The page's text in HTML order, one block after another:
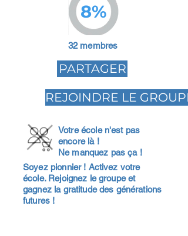
8%
32 membres
PARTAGER
REJOINDRE LE GROUPE
Votre école n'est pas
encore là !
Ne manquez pas ça !
Soyez pionnier ! Activez votre
école. Rejoignez le groupe et
gagnez la gratitude des générations
futures !